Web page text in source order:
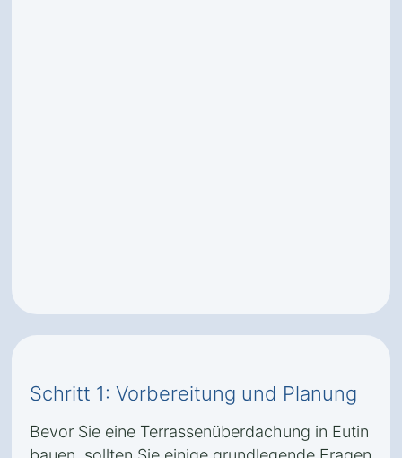
Schritt 1: Vorbereitung und Planung
Bevor Sie eine Terrassenüberdachung in Eutin